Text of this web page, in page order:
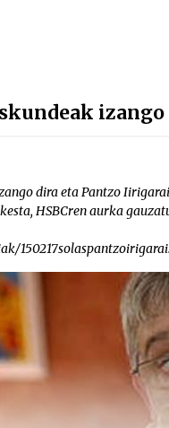
dira eta Pantzo
HSBCren aurka